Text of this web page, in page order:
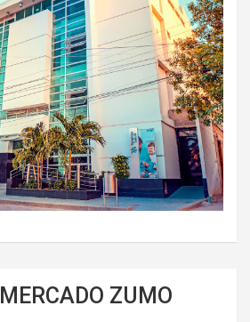
ZUMO